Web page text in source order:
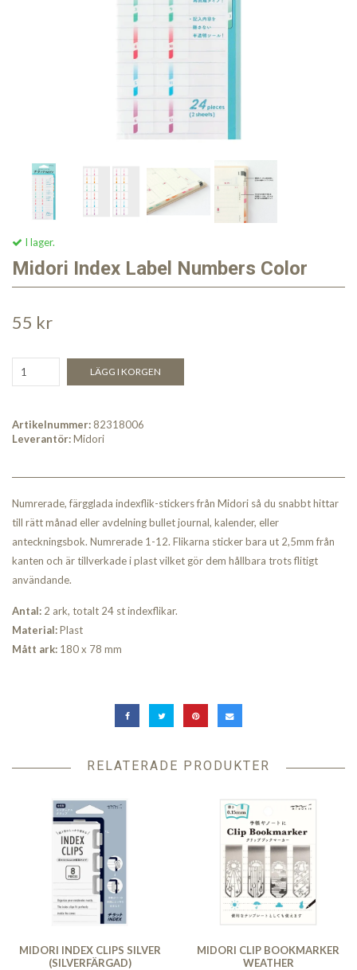
I lager.
Midori Index Label Numbers Color
55 kr
LÄGG I KORGEN
Artikelnummer: 82318006
Leverantör:Midori
Numrerade, färgglada indexflik-stickers från Midori så du snabbt hittar
till rätt månad eller avdelning bullet journal, kalender, eller
anteckningsbok. Numrerade 1-12. Flikarna sticker bara ut 2,5mm från
kanten och är tillverkade i plast vilket gör dem hållbara trots flitigt
användande.
Antal: 2 ark, totalt 24 st indexflikar.
Material:Plast
Mått ark: 180 x 78 mm
RELATERADE PRODUKTER
MIDORI INDEX CLIPS SILVER
(SILVERFÄRGAD)
MIDORI CLIP BOOKMARKER
WEATHER